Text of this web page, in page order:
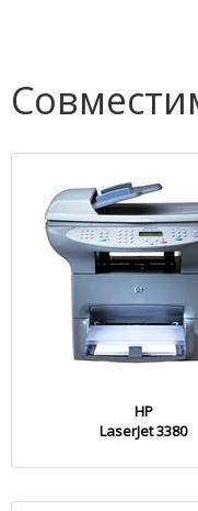
HP
LaserJet 3380